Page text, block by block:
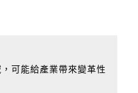
可能給產業帶來變革性